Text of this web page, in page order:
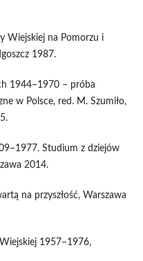
Wiejskiej na Pomorzu i
1987.
1944–1970 – próba
w Polsce, red. M. Szumiło,
Studium z dziejów
2014.
na przyszłość, Warszawa
Wiejskiej 1957–1976,